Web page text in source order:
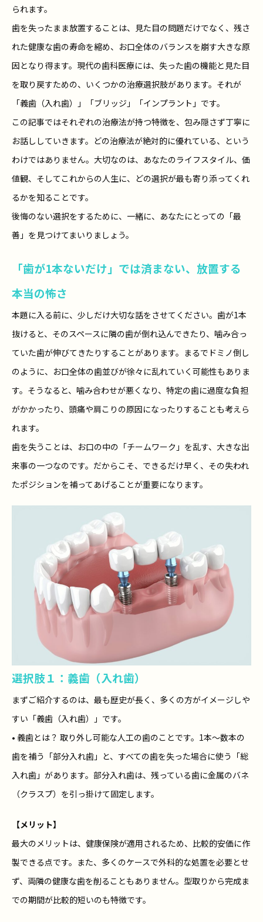
られます。
歯を失ったまま放置することは、見た目の問題だけでなく、残さ
れた健康な歯の寿命を縮め、お口全体のバランスを崩す大きな原
因となり得ます。現代の歯科医療には、失った歯の機能と見た目
を取り戻すための、いくつかの治療選択肢があります。それが
「義歯（入れ歯）」「ブリッジ」「インプラント」です。
この記事ではそれぞれの治療法が持つ特徴を、包み隠さず丁寧に
お話ししていきます。どの治療法が絶対的に優れている、という
わけではありません。大切なのは、あなたのライフスタイル、価
値観、そしてこれからの人生に、どの選択が最も寄り添ってくれ
るかを知ることです。
後悔のない選択をするために、一緒に、あなたにとっての「最
善」を見つけてまいりましょう。
「歯が1本ないだけ」では済まない、放置する
本当の怖さ
本題に入る前に、少しだけ大切な話をさせてください。歯が1本
抜けると、そのスペースに隣の歯が倒れ込んできたり、噛み合っ
ていた歯が伸びてきたりすることがあります。まるでドミノ倒し
のように、お口全体の歯並びが徐々に乱れていく可能性もありま
す。そうなると、噛み合わせが悪くなり、特定の歯に過度な負担
がかかったり、頭痛や肩こりの原因になったりすることも考えら
れます。
歯を失うことは、お口の中の「チームワーク」を乱す、大きな出
来事の一つなのです。だからこそ、できるだけ早く、その失われ
たポジションを補ってあげることが重要になります。
選択肢１：義歯（入れ歯）
まずご紹介するのは、最も歴史が長く、多くの方がイメージしや
すい「義歯（入れ歯）」です。
• 義歯とは？ 取り外し可能な人工の歯のことです。1本〜数本の
歯を補う「部分入れ歯」と、すべての歯を失った場合に使う「総
入れ歯」があります。部分入れ歯は、残っている歯に金属のバネ
（クラスプ）を引っ掛けて固定します。
【メリット】
最大のメリットは、健康保険が適用されるため、比較的安価に作
製できる点です。また、多くのケースで外科的な処置を必要とせ
ず、両隣の健康な歯を削ることもありません。型取りから完成ま
での期間が比較的短いのも特徴です。